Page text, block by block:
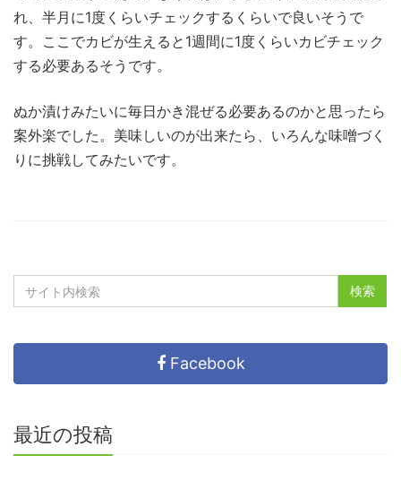
れ、半月に1度くらいチェックするくらいで良いそうで
す。ここでカビが生えると1週間に1度くらいカビチェック
する必要あるそうです。
ぬか漬けみたいに毎日かき混ぜる必要あるのかと思ったら
案外楽でした。美味しいのが出来たら、いろんな味噌づく
りに挑戦してみたいです。
Facebook
最近の投稿